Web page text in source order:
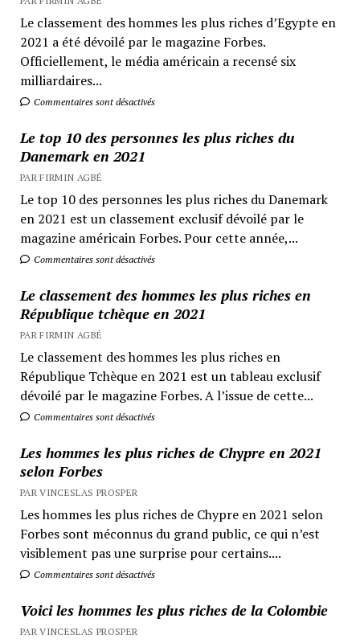
Le classement des hommes les plus riches d’Egypte en
2021 a été dévoilé par le magazine Forbes.
Officiellement, le média américain a recensé six
milliardaires...
Commentaires sont désactivés
Le top 10 des personnes les plus riches du
Danemark en 2021
PAR FIRMIN AGBÉ
Le top 10 des personnes les plus riches du Danemark
en 2021 est un classement exclusif dévoilé par le
magazine américain Forbes. Pour cette année,...
Commentaires sont désactivés
Le classement des hommes les plus riches en
République tchèque en 2021
PAR FIRMIN AGBÉ
Le classement des hommes les plus riches en
République Tchèque en 2021 est un tableau exclusif
dévoilé par le magazine Forbes. A l’issue de cette...
Commentaires sont désactivés
Les hommes les plus riches de Chypre en 2021
selon Forbes
PAR VINCESLAS PROSPER
Les hommes les plus riches de Chypre en 2021 selon
Forbes sont méconnus du grand public, ce qui n’est
visiblement pas une surprise pour certains....
Commentaires sont désactivés
Voici les hommes les plus riches de la Colombie
PAR VINCESLAS PROSPER